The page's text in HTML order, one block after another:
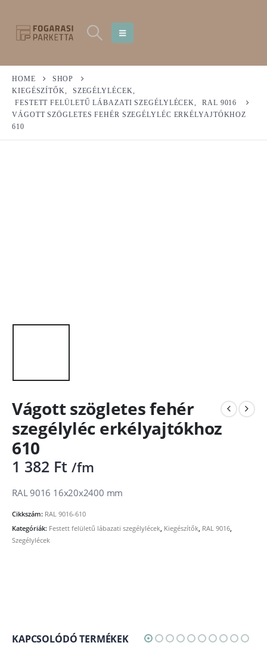
HOME
SHOP
KIEGÉSZÍTŐK, SZEGÉLYLÉCEK,
FESTETT FELÜLETŰ LÁBAZATI SZEGÉLYLÉCEK,
RAL 9016
VÁGOTT SZÖGLETES FEHÉR SZEGÉLYLÉC ERKÉLYAJTÓKHOZ
610
Vágott szögletes fehér
szegélyléc erkélyajtókhoz
610
1 382 Ft /fm
RAL 9016 16x20x2400 mm
Cikkszám: RAL 9016-610
Kategóriák: Festett felületű lábazati szegélylécek Kiegészítők RAL 9016
Szegélylécek
KAPCSOLÓDÓ TERMÉKEK